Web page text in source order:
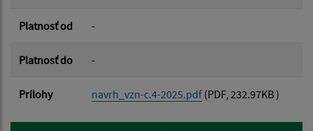
Platnosť od -
Platnosť do -
Prílohy navrh_vzn-c.4-2025.pdf (PDF, 232.97KB )